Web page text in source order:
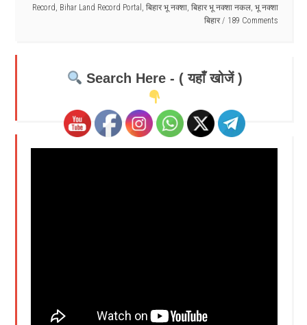
Record, Bihar Land Record Portal , बिहार भू नक्शा, बिहार भू नक्शा नकल, भू नक्शा
बिहार
189 Comments
Search Here - ( यहाँ खोजें )